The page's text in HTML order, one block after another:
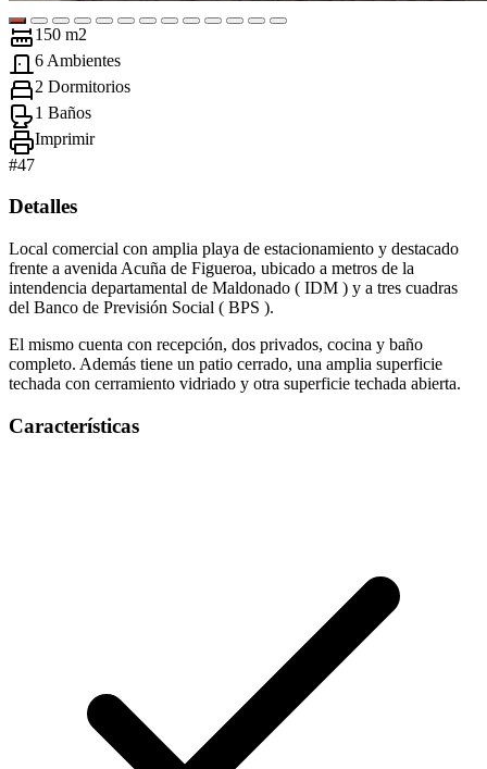
150 m2
6 Ambientes
2 Dormitorios
1 Baños
Imprimir
#47
Detalles
Local comercial con amplia playa de estacionamiento y destacado
frente a avenida Acuña de Figueroa, ubicado a metros de la
intendencia departamental de Maldonado ( IDM ) y a tres cuadras
del Banco de Previsión Social ( BPS ).
El mismo cuenta con recepción, dos privados, cocina y baño
completo. Además tiene un patio cerrado, una amplia superficie
techada con cerramiento vidriado y otra superficie techada abierta.
Características